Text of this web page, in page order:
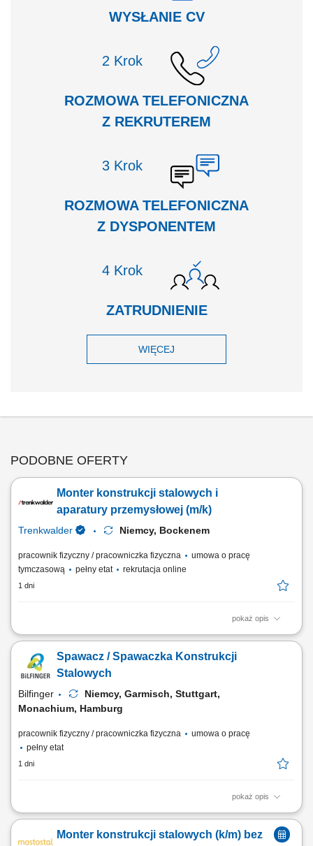
WYSŁANIE CV
Krok
ROZMOWA TELEFONICZNA
Z REKRUTEREM
Krok
ROZMOWA TELEFONICZNA
Z DYSPONENTEM
Krok
ZATRUDNIENIE
WIĘCEJ
PODOBNE OFERTY
Monter konstrukcji stalowych i
aparatury przemysłowej (m/k)
Trenkwalder Niemcy, Bockenem
pracownik fizyczny / pracowniczka fizyczna
umowa o pracę
tymczasową
pełny etat rekrutacja online
1 dni
pokaż opis
Twoje zadania montaż konstrukcji stalowych i aparatury stalowej
rysunkiem technicznym.
Spawacz / Spawaczka Konstrukcji
Stalowych
Bilfinger
Niemcy, Garmisch, Stuttgart,
Monachium, Hamburg
pracownik fizyczny / pracowniczka fizyczna
umowa o pracę
pełny etat
1 dni
pokaż opis
Opis stanowiska: Spawanie konstrukcji stalowych oraz elementów
materiałów do spawania zgodnie z dokumentacją techniczną.
Monter konstrukcji stalowych (k/m) bez